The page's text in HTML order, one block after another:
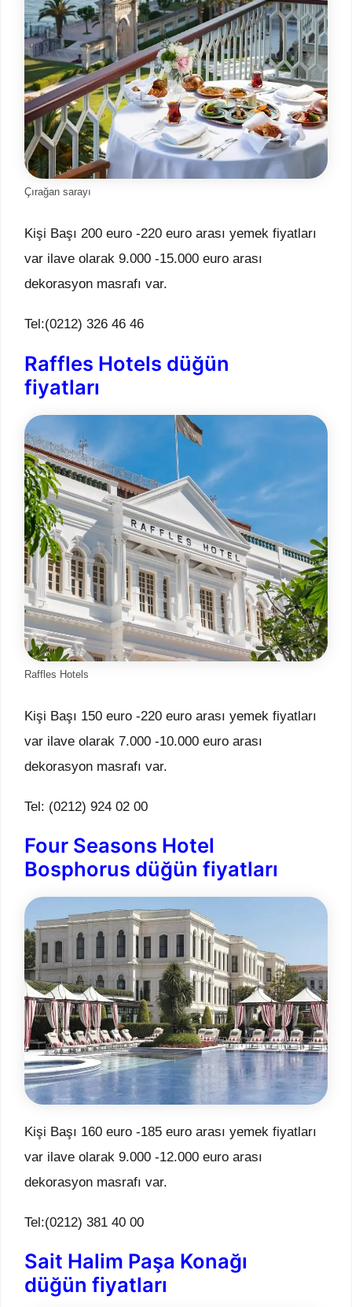
Çırağan sarayı
Kişi Başı 200 euro -220 euro arası yemek fiyatları
var ilave olarak 9.000 -15.000 euro arası
dekorasyon masrafı var.
Tel:(0212) 326 46 46
Raffles Hotels düğün
fiyatları
Raffles Hotels
Kişi Başı 150 euro -220 euro arası yemek fiyatları
var ilave olarak 7.000 -10.000 euro arası
dekorasyon masrafı var.
Tel: (0212) 924 02 00
Four Seasons Hotel
Bosphorus düğün fiyatları
Kişi Başı 160 euro -185 euro arası yemek fiyatları
var ilave olarak 9.000 -12.000 euro arası
dekorasyon masrafı var.
Tel:(0212) 381 40 00
Sait Halim Paşa Konağı
düğün fiyatları